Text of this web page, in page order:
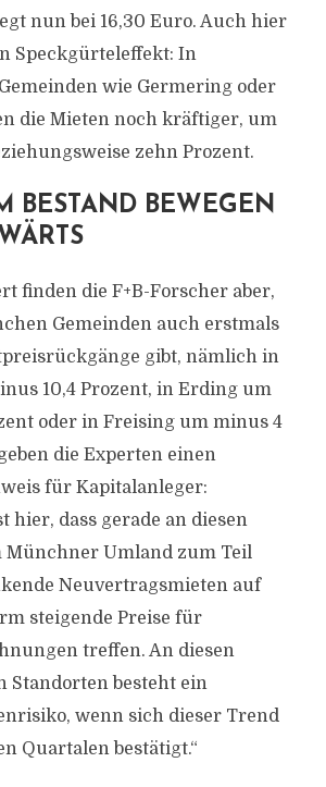
nun bei 16,30 Euro. Auch hier
Speckgürteleffekt: In
wie Germering oder
die Mieten noch kräftiger, um
zehn Prozent.
BESTAND BEWEGEN
finden die F+B-Forscher aber,
Gemeinden auch erstmals
gibt, nämlich in
10,4 Prozent, in Erding um
oder in Freising um minus 4
die Experten einen
für Kapitalanleger:
hier, dass gerade an diesen
Münchner Umland zum Teil
Neuvertragsmieten auf
steigende Preise für
treffen. An diesen
Standorten besteht ein
wenn sich dieser Trend
Quartalen bestätigt.“